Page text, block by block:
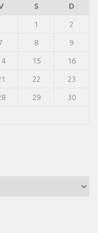
S D
1 2
8 9
15 16
22 23
29 30